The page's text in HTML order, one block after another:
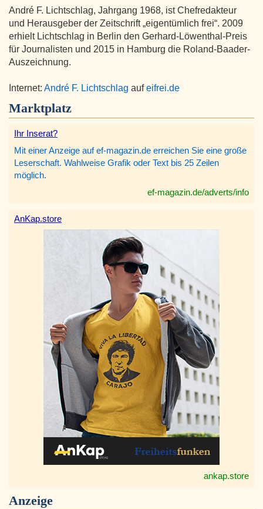
André F. Lichtschlag, Jahrgang 1968, ist Chefredakteur
und Herausgeber der Zeitschrift „eigentümlich frei“. 2009
erhielt Lichtschlag in Berlin den Gerhard-Löwenthal-Preis
für Journalisten und 2015 in Hamburg die Roland-Baader-
Auszeichnung.
Internet: André F. Lichtschlag aufeifrei.de
Marktplatz
Ihr Inserat?
Mit einer Anzeige auf ef-magazin.de erreichen Sie eine große
Leserschaft. Wahlweise Grafik oder Text bis 25 Zeilen
möglich.
ef-magazin.de/adverts/info
AnKap.store
ankap.store
Anzeige